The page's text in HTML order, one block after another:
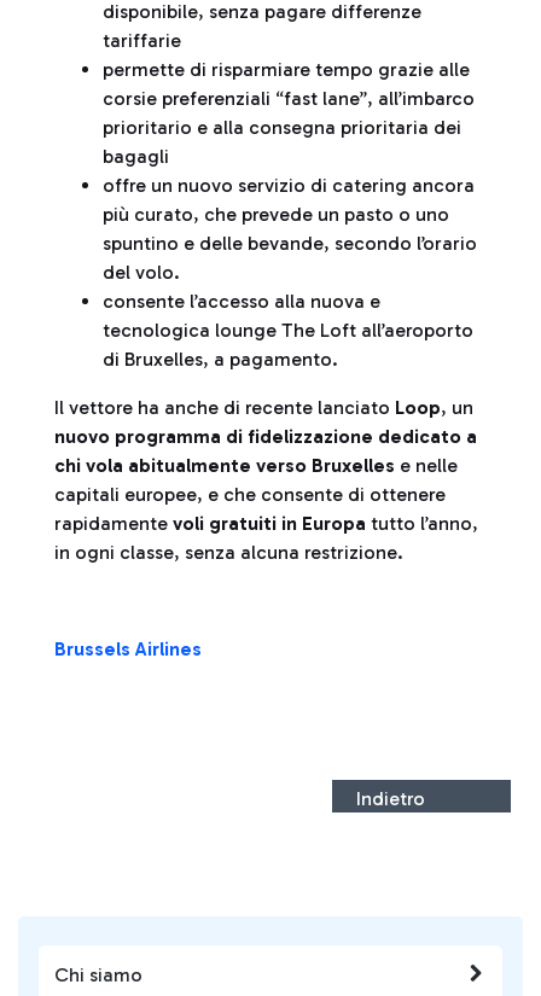
Chi siamo
disponibile, senza pagare differenze
tariffarie
permette di risparmiare tempo grazie alle
corsie preferenziali “fast lane”, all’imbarco
prioritario e alla consegna prioritaria dei
bagagli
offre un nuovo servizio di catering ancora
più curato, che prevede un pasto o uno
spuntino e delle bevande, secondo l’orario
del volo.
consente l’accesso alla nuova e
tecnologica lounge The Loft all’aeroporto
di Bruxelles, a pagamento.
Il vettore ha anche di recente lanciato Loop, un
nuovo programma di fidelizzazione dedicato a
chi vola abitualmente verso Bruxelles e nelle
capitali europee, e che consente di ottenere
rapidamente voli gratuiti in Europa tutto l’anno,
in ogni classe, senza alcuna restrizione.
Brussels Airlines
Indietro